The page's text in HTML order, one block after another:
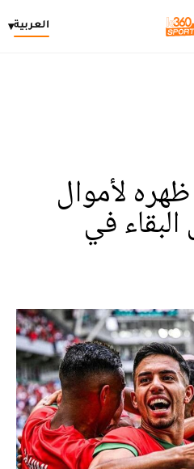
العربية▾
لأموال
في